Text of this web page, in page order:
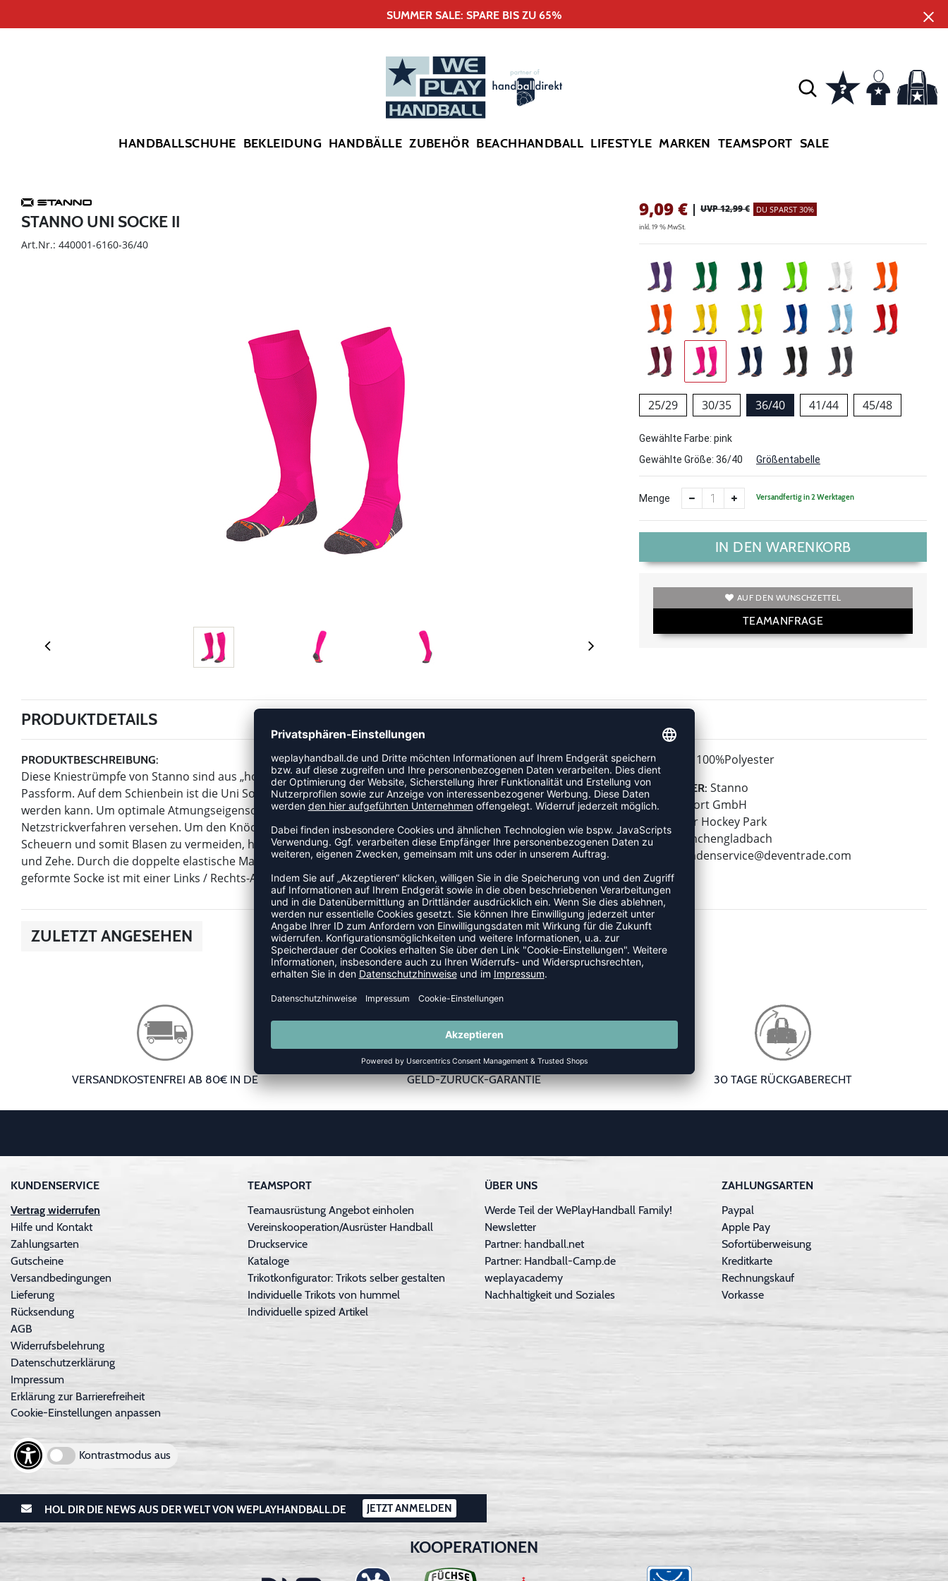
SUMMER SALE: SPARE BIS ZU 65%
HANDBALLSCHUHE BEKLEIDUNG HANDBÄLLE ZUBEHÖR BEACHHANDBALL LIFESTYLE MARKEN TEAMSPORT SALE
STANNO UNI SOCKE II
Art.Nr.: 440001-6160-36/40
9,09€ | UVP 12,99 € DU SPARST 30%
inkl. 19 % MwSt.
25/29 30/35 36/40 41/44 45/48
Gewählte Farbe: pink
Gewählte Größe: 36/40 Größentabelle
Menge Versandfertig in 2 Werktagen
IN DEN WARENKORB
AUF DEN WUNSCHZETTEL
TEAMANFRAGE
PRODUKTDETAILS
PRODUKTBESCHREIBUNG:
Diese Kniestrümpfe von Stanno sind aus „hochgestrecktem“ Polyester gefertigt und bieten eine optimale
Passform. Auf dem Schienbein ist die Uni Sock II extra dehnbar, sodass der Schienbeinschutz einfach platziert
werden kann. Um optimale Atmungseigenschaften zu gewährleisten, ist die Rückseite der Socke mit einem
Netzstrickverfahren versehen. Um den Knöchel herum hat die Socke eine schützende Aufprallzone. Und um
Scheuern und somit Blasen zu vermeiden, hat die Socke ein flaches Aussehen und eine verstärkte Ferse, Sohle
und Zehe. Durch die doppelte elastische Manschette bleibt die Socke an Ort und Stelle. Diese anatomisch
geformte Socke ist mit einer Links / Rechts-Anzeige versehen.
MATERIAL: 100%Polyester
HERSTELLER: Stanno
Stanno Sport GmbH
Warsteiner Hockey Park
41179 Mönchengladbach
kundenservice@deventrade.com
ZULETZT ANGESEHEN
VERSANDKOSTENFREI AB 80€ IN DE GELD-ZURÜCK-GARANTIE 30 TAGE RÜCKGABERECHT
KUNDENSERVICE
Vertrag widerrufen
Hilfe und Kontakt
Zahlungsarten
Gutscheine
Versandbedingungen
Lieferung
Rücksendung
AGB
Widerrufsbelehrung
Datenschutzerklärung
Impressum
Erklärung zur Barrierefreiheit
Cookie-Einstellungen anpassen
Kontrastmodus aus
TEAMSPORT
Teamausrüstung Angebot einholen
Vereinskooperation/Ausrüster Handball
Druckservice
Kataloge
Trikotkonfigurator: Trikots selber gestalten
Individuelle Trikots von hummel
Individuelle spized Artikel
ÜBER UNS
Werde Teil der WePlayHandball Family!
Newsletter
Partner: handball.net
Partner: Handball-Camp.de
weplayacademy
Nachhaltigkeit und Soziales
ZAHLUNGSARTEN
Paypal
Apple Pay
Sofortüberweisung
Kreditkarte
Rechnungskauf
Vorkasse
HOL DIR DIE NEWS AUS DER WELT VON WEPLAYHANDBALL.DE JETZT ANMELDEN
KOOPERATIONEN